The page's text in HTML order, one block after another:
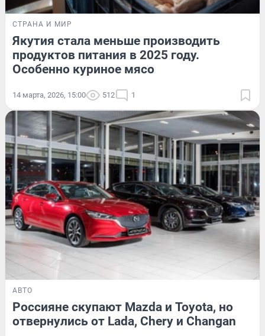
СТРАНА И МИР
Якутия стала меньше производить
продуктов питания в 2025 году.
Особенно куриное мясо
14 марта, 2026, 15:00 512 1
АВТО
Россияне скупают Mazda и Toyota, но
отвернулись от Lada, Chery и Changan